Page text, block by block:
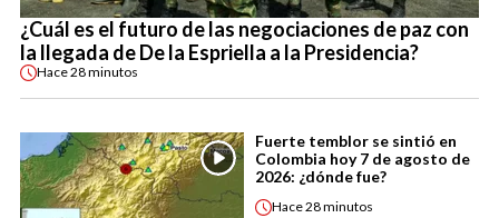
¿Cuál es el futuro de las negociaciones de paz con
la llegada de De la Espriella a la Presidencia?
Hace28 minutos
Fuerte temblor se sintió en
Colombia hoy 7 de agosto de
2026: ¿dónde fue?
Hace28 minutos